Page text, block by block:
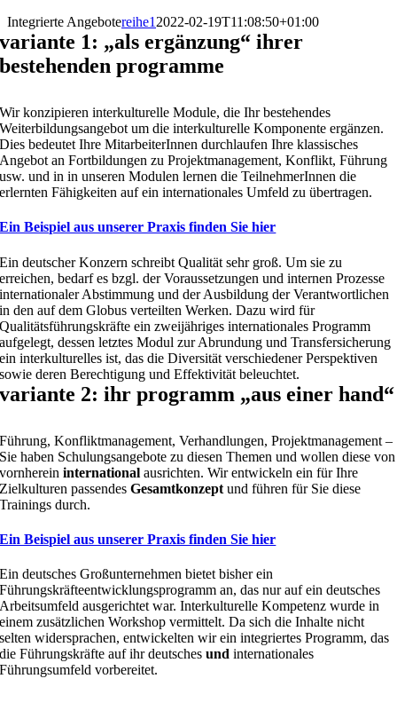
Integrierte Angebotereihe1 2022-02-19T11:08:50+01:00
variante 1: „als ergänzung“ ihrer
bestehenden programme
Wir konzipieren interkulturelle Module, die Ihr bestehendes
Weiterbildungsangebot um die interkulturelle Komponente ergänzen.
Dies bedeutet Ihre MitarbeiterInnen durchlaufen Ihre klassisches
Angebot an Fortbildungen zu Projektmanagement, Konflikt, Führung
usw. und in in unseren Modulen lernen die TeilnehmerInnen die
erlernten Fähigkeiten auf ein internationales Umfeld zu übertragen.
Ein Beispiel aus unserer Praxis finden Sie hier
Ein deutscher Konzern schreibt Qualität sehr groß. Um sie zu
erreichen, bedarf es bzgl. der Voraussetzungen und internen Prozesse
internationaler Abstimmung und der Ausbildung der Verantwortlichen
in den auf dem Globus verteilten Werken. Dazu wird für
Qualitätsführungskräfte ein zweijähriges internationales Programm
aufgelegt, dessen letztes Modul zur Abrundung und Transfersicherung
ein interkulturelles ist, das die Diversität verschiedener Perspektiven
sowie deren Berechtigung und Effektivität beleuchtet.
variante 2: ihr programm „aus einer hand“
Führung, Konfliktmanagement, Verhandlungen, Projektmanagement –
Sie haben Schulungsangebote zu diesen Themen und wollen diese von
vornhereininternational ausrichten. Wir entwickeln ein für Ihre
Zielkulturen passendesGesamtkonzept und führen für Sie diese
Trainings durch.
Ein Beispiel aus unserer Praxis finden Sie hier
Ein deutsches Großunternehmen bietet bisher ein
Führungskräfteentwicklungsprogramm an, das nur auf ein deutsches
Arbeitsumfeld ausgerichtet war. Interkulturelle Kompetenz wurde in
einem zusätzlichen Workshop vermittelt. Da sich die Inhalte nicht
selten widersprachen, entwickelten wir ein integriertes Programm, das
die Führungskräfte auf ihr deutschesund internationales
Führungsumfeld vorbereitet.